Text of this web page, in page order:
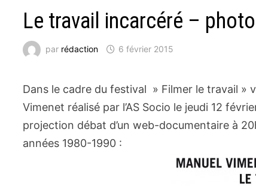
Le travail incarcéré –
par rédaction 6 février 2015
Dans le cadre du festival » Filmer le travail »
Vimenet réalisé par l’AS Socio le jeudi 12
projection débat d’un web-documentaire à
années 1980-1990 :